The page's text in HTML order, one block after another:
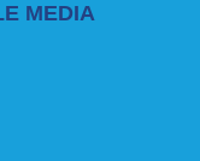
MEDIA